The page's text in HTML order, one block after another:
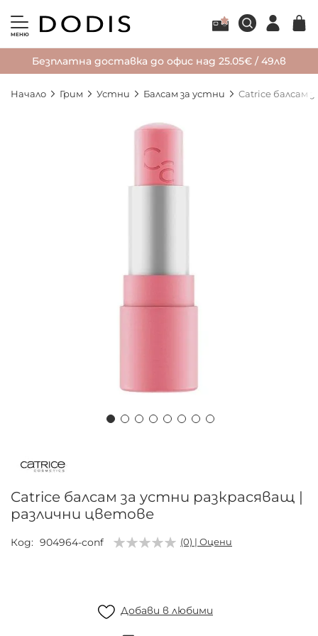
МЕНЮ
Безплатна доставка до офис над 25.05€ / 49лв
Начало Грим Устни Балсам за устни Catrice балсам
началото
галерия
със
снимки
Catrice балсам за устни разкрасяващ |
различни цветове
Код 904964-conf (0) | Оцени
Добави в любими